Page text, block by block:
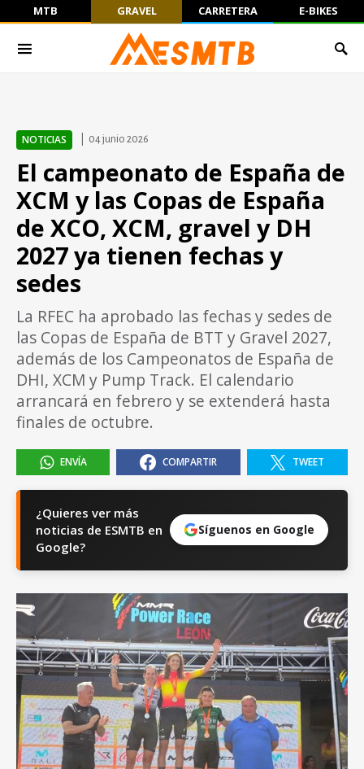
MTB GRAVEL CARRETERA E-BIKES
NOTICIAS 04 junio 2026
El campeonato de España de
XCM y las Copas de España
de XCO, XCM, gravel y DH
2027 ya tienen fechas y
sedes
La RFEC ha aprobado las fechas y sedes de
las Copas de España de BTT y Gravel 2027,
además de los Campeonatos de España de
DHI, XCM y Pump Track. El calendario
arrancará en febrero y se extenderá hasta
finales de octubre.
ENVÍA COMPARTIR TWEET
¿Quieres ver más
noticias de ESMTB en
Google?
Síguenos en Google